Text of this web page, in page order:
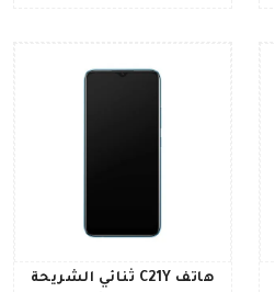
هاتف C21Y ثنائي الشريحة